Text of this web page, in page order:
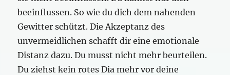
beeinflussen. So wie du dich dem nahenden
Gewitter schützt. Die Akzeptanz des
unvermeidlichen schafft dir eine emotionale
Distanz dazu. Du musst nicht mehr beurteilen.
Du ziehst kein rotes Dia mehr vor deine